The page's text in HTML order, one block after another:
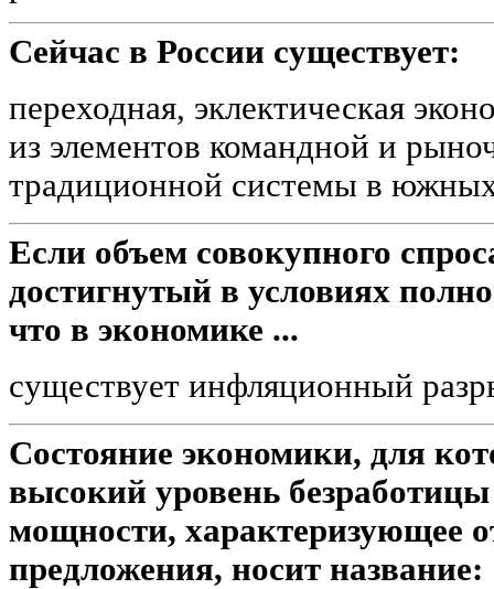
Сейчас в России существует:
переходная, эклектическая
из элементов командной и
традиционной системы в
Если объем совокупного
достигнутый в условиях
что в экономике ...
существует инфляционный
Состояние экономики, для
высокий уровень
мощности, характеризующее
предложения, носит название: